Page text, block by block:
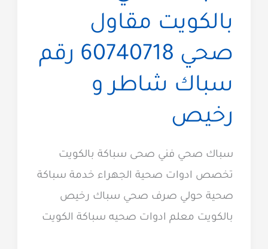
بالكويت مقاول
صحي 60740718 رقم
سباك شاطر و
رخيص
سباك صحي فني صحى سباكة بالكويت
تخصص ادوات صحية الجهراء خدمة سباكة
صحية حولي صرف صحي سباك رخيص
بالكويت معلم ادوات صحيه سباكة الكويت